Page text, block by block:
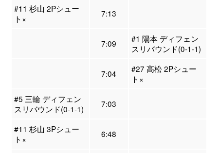
#11 杉山 2Pシュー
ト×
7:13
7:09
#1 陽本 ディフェン
スリバウンド(0-1-1)
7:04
#27 高松 2Pシュー
ト×
#5 三輪 ディフェン
スリバウンド(0-1-1)
7:03
#11 杉山 3Pシュー
ト×
6:48